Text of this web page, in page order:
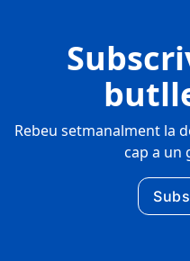
Rebeu setmanalment la
cap a un